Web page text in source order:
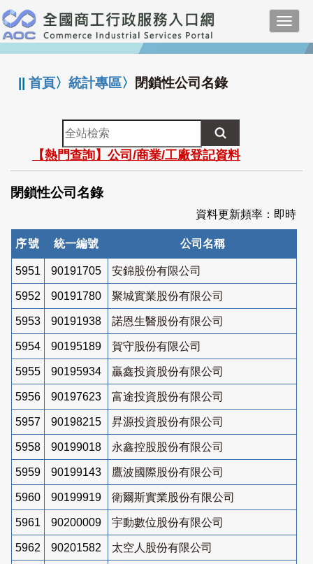
跳
到
主
要
:::
||首頁〉統計專區〉 閉鎖性公司名錄
全
站
檢
索
【熱門查詢】公司/商業/工廠登記資料
閉鎖性公司名錄
資料更新頻率：即時
序號 統一編號 公司名稱
5951 90191705 安錦股份有限公司
5952 90191780 聚城實業股份有限公司
5953 90191938 諾恩生醫股份有限公司
5954 90195189 賀守股份有限公司
5955 90195934 贏鑫投資股份有限公司
5956 90197623 富途投資股份有限公司
5957 90198215 昇源投資股份有限公司
5958 90199018 永鑫控股股份有限公司
5959 90199143 鷹波國際股份有限公司
5960 90199919 衛爾斯實業股份有限公司
5961 90200009 宇動數位股份有限公司
5962 90201582 太空人股份有限公司